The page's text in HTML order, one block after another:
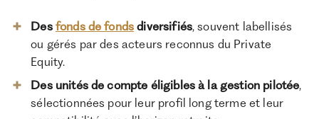
Des fonds de fonds diversifiés, souvent labellisés
ou gérés par des acteurs reconnus du Private
Equity.
Des unités de compte éligibles à la gestion pilotée,
sélectionnées pour leur profil long terme et leur